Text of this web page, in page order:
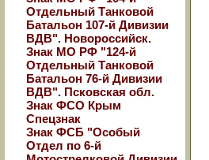
Отдельный Танковой
Батальон 107-й Дивизии
ВДВ". Новороссийск.
Знак МО РФ "124-й
Отдельный Танковой
Батальон 76-й Дивизии
ВДВ". Псковская обл.
Знак ФСО Крым
Спецзнак
Знак ФСБ "Особый
Отдел по 6-й